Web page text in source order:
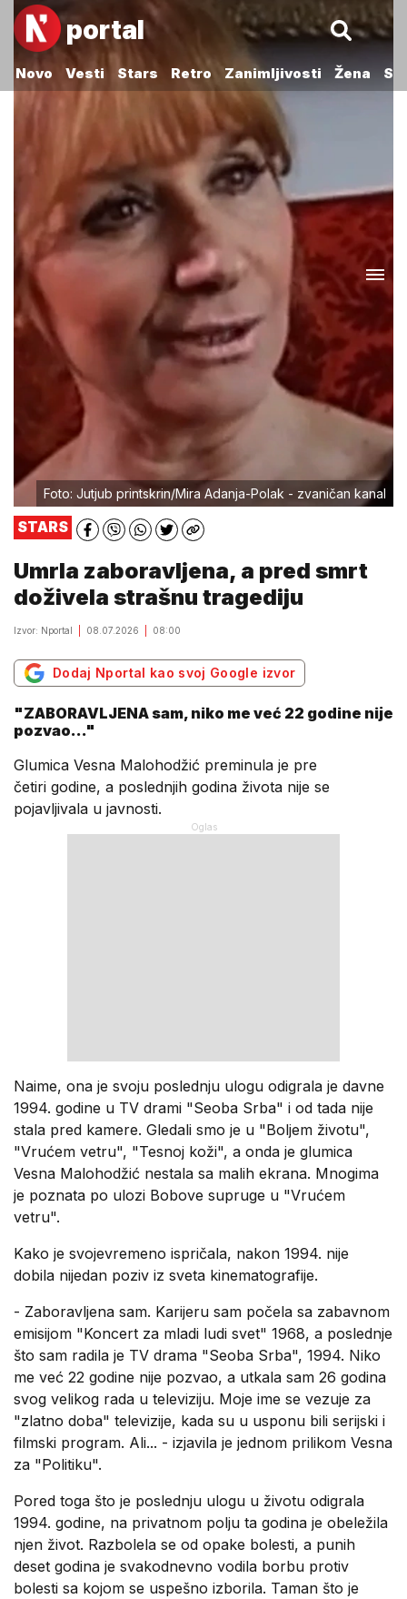
portal
Novo Vesti Stars Retro Zanimljivosti Žena
Foto: Jutjub printskrin/Mira Adanja-Polak - zvaničan kanal
STARS
Umrla zaboravljena, a pred smrt
doživela strašnu tragediju
Izvor: Nportal 08.07.2026 08:00
Dodaj Nportal kao svoj Google izvor
"ZABORAVLJENA sam, niko me već 22 godine nije
pozvao..."
Glumica Vesna Malohodžić preminula je pre
četiri godine, a poslednjih godina života nije se
pojavljivala u javnosti.
Naime, ona je svoju poslednju ulogu odigrala je davne
1994. godine u TV drami "Seoba Srba" i od tada nije
stala pred kamere. Gledali smo je u "Boljem životu",
"Vrućem vetru", "Tesnoj koži", a onda je glumica
Vesna Malohodžić nestala sa malih ekrana. Mnogima
je poznata po ulozi Bobove supruge u "Vrućem
vetru".
Kako je svojevremeno ispričala, nakon 1994. nije
dobila nijedan poziv iz sveta kinematografije.
- Zaboravljena sam. Karijeru sam počela sa zabavnom
emisijom "Koncert za mladi ludi svet" 1968, a poslednje
što sam radila je TV drama "Seoba Srba", 1994. Niko
me već 22 godine nije pozvao, a utkala sam 26 godina
svog velikog rada u televiziju. Moje ime se vezuje za
"zlatno doba" televizije, kada su u usponu bili serijski i
filmski program. Ali... - izjavila je jednom prilikom Vesna
za "Politiku".
Pored toga što je poslednju ulogu u životu odigrala
1994. godine, na privatnom polju ta godina je obeležila
njen život. Razbolela se od opake bolesti, a punih
deset godina je svakodnevno vodila borbu protiv
bolesti sa kojom se uspešno izborila. Taman što je